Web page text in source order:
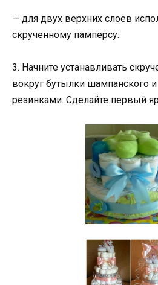
— для двух верхних слоев
скрученному памперсу.
3. Начните устанавливать
вокруг бутылки шампанского
резинками. Сделайте первый